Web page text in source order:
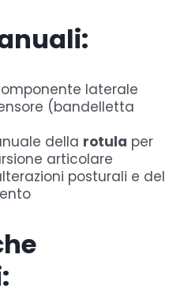
laterale
(bandelletta
della rotula per
articolare
posturali e del